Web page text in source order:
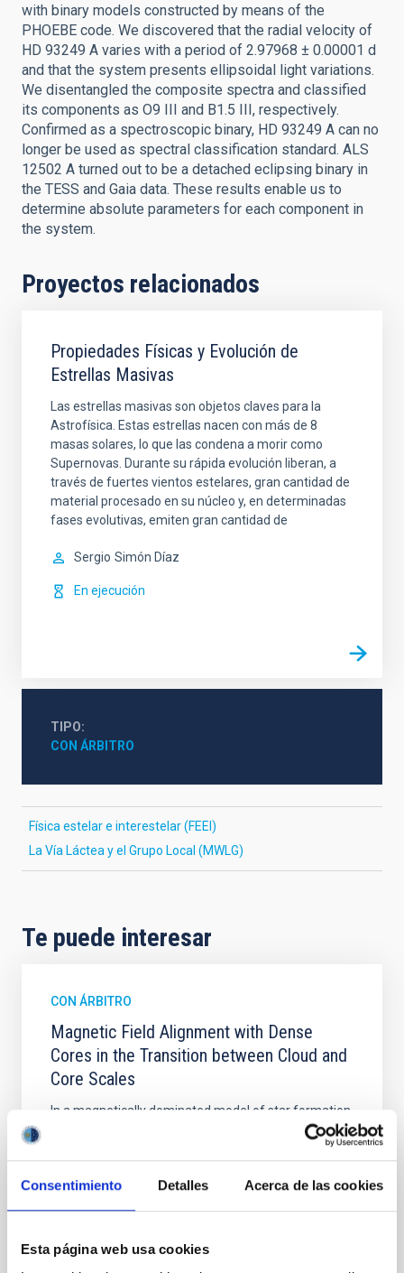
Consentimiento Detalles Acerca de las cookies
Esta página web usa cookies
with binary models constructed by means of the
PHOEBE code. We discovered that the radial velocity of
HD 93249 A varies with a period of 2.97968 ± 0.00001 d
and that the system presents ellipsoidal light variations.
We disentangled the composite spectra and classified
its components as O9 III and B1.5 III, respectively.
Confirmed as a spectroscopic binary, HD 93249 A can no
longer be used as spectral classification standard. ALS
12502 A turned out to be a detached eclipsing binary in
the TESS and Gaia data. These results enable us to
determine absolute parameters for each component in
the system.
Proyectos relacionados
Propiedades Físicas y Evolución de
Estrellas Masivas
Las estrellas masivas son objetos claves para la
Astrofísica. Estas estrellas nacen con más de 8
masas solares, lo que las condena a morir como
Supernovas. Durante su rápida evolución liberan, a
través de fuertes vientos estelares, gran cantidad de
material procesado en su núcleo y, en determinadas
fases evolutivas, emiten gran cantidad de
Sergio Simón Díaz
En ejecución
TIPO
CON ÁRBITRO
Física estelar e interestelar (FEEI)
La Vía Láctea y el Grupo Local (MWLG)
Te puede interesar
CON ÁRBITRO
Magnetic Field Alignment with Dense
Cores in the Transition between Cloud and
Core Scales
In a magnetically dominated model of star formation,
we expect to see alignments between the magnetic
field orientation of star-forming dense cores and the
instead, however, that the orientation of cores and
Yin, Sean et al.